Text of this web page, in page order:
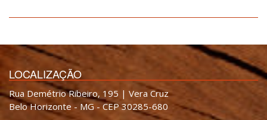
LOCALIZAÇÃO
Rua Demétrio Ribeiro, 195 | Vera Cruz
Belo Horizonte - MG - CEP 30285-680